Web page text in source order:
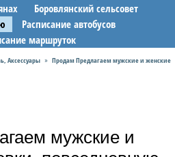
Боровлянский сельсовет
Расписание автобусов
маршруток
Аксессуары » Продам Предлагаем мужские и женские
мужские и